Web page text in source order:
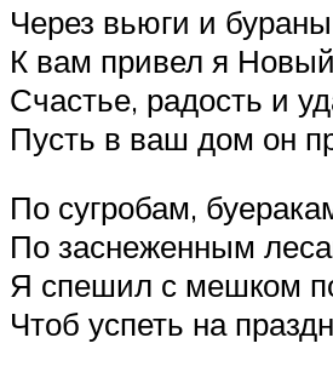
Через вьюги и бураны
К вам привел я Новый
Счастье, радость и
Пусть в ваш дом он
По сугробам,
По заснеженным
Я спешил с мешком
Чтоб успеть на